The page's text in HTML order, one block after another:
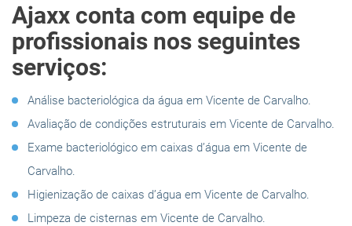
Ajaxx conta com equipe de
profissionais nos seguintes
serviços:
Análise bacteriológica da água em Vicente de Carvalho.
Avaliação de condições estruturais em Vicente de Carvalho.
Exame bacteriológico em caixas d’água em Vicente de
Carvalho.
Higienização de caixas d’água em Vicente de Carvalho.
Limpeza de cisternas em Vicente de Carvalho.